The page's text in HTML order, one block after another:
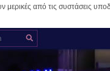
μερικές από τις συστάσεις